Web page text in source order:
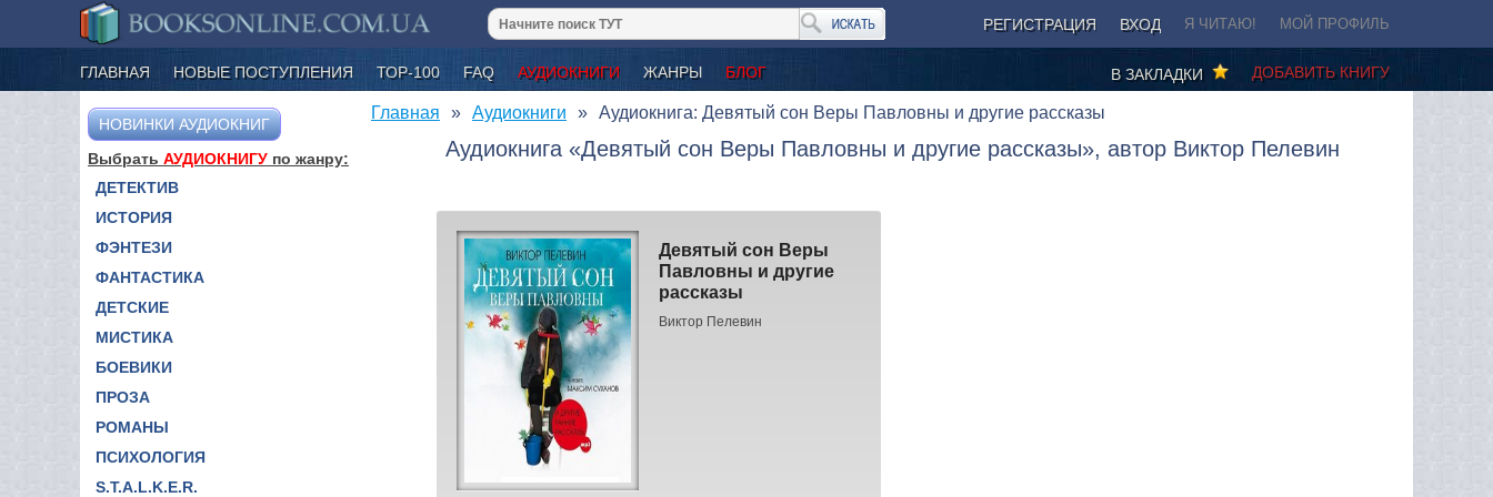
РЕГИСТРАЦИЯ ВХОД Я ЧИТАЮ! МОЙ ПРОФИЛЬ
ГЛАВНАЯ НОВЫЕ ПОСТУПЛЕНИЯ ТОР-100 FAQ АУДИОКНИГИ ЖАНРЫ БЛОГ ДОБАВИТЬ КНИГУ
В ЗАКЛАДКИ
НОВИНКИ АУДИОКНИГ
Выбрать АУДИОКНИГУ по жанру:
ДЕТЕКТИВ
ИСТОРИЯ
ФЭНТЕЗИ
ФАНТАСТИКА
ДЕТСКИЕ
МИСТИКА
БОЕВИКИ
ПРОЗА
РОМАНЫ
ПСИХОЛОГИЯ
S.T.A.L.K.E.R.
Главная Аудиокниги Аудиокнига: Девятый сон Веры Павловны и другие рассказы
Аудиокнига «Девятый сон Веры Павловны и другие рассказы», автор Виктор Пелевин
Девятый сон Веры
Павловны и другие
рассказы
Виктор Пелевин